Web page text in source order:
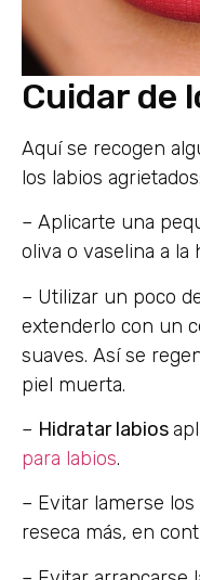
Cuidar de
Aquí se recogen
los labios agrietados:
– Aplicarte una
oliva o vaselina a la
– Utilizar un poco
extenderlo con un
suaves. Así se
piel muerta.
– Hidratarlabios
para labios.
– Evitar lamerse
reseca más, en